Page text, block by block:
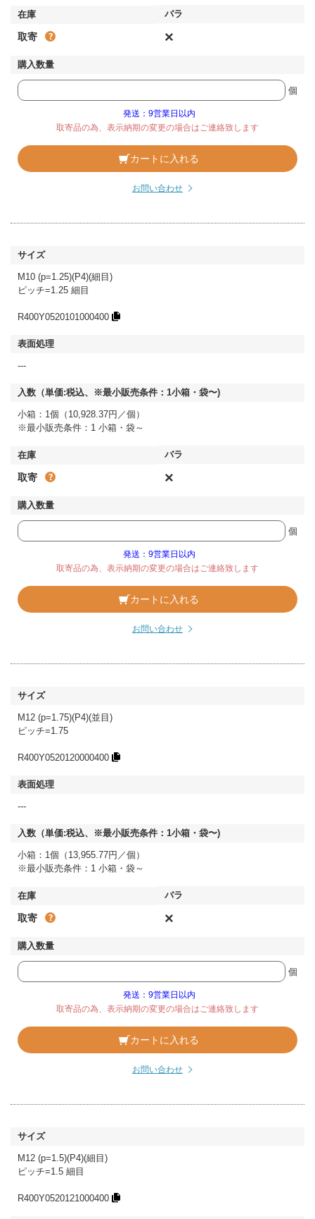
取寄 ×
個
発送：9営業日以内
取寄品の為、表示納期の変更の場合はご連絡致します
カートに入れる
お問い合わせ
M10 (p=1.25)(P4)(細目)
ピッチ=1.25 細目
R400Y0520101000400
---
小箱：1個（10,928.37円／個）
※最小販売条件：1 小箱・袋～
取寄 ×
個
発送：9営業日以内
取寄品の為、表示納期の変更の場合はご連絡致します
カートに入れる
お問い合わせ
M12 (p=1.75)(P4)(並目)
ピッチ=1.75
R400Y0520120000400
---
小箱：1個（13,955.77円／個）
※最小販売条件：1 小箱・袋～
取寄 ×
個
発送：9営業日以内
取寄品の為、表示納期の変更の場合はご連絡致します
カートに入れる
お問い合わせ
M12 (p=1.5)(P4)(細目)
ピッチ=1.5 細目
R400Y0520121000400